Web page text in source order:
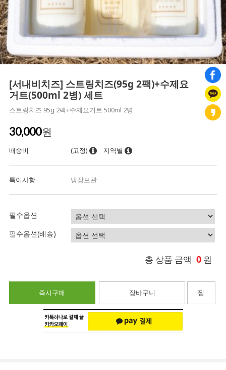
[서내비치즈] 스트링치즈(95g 2팩)+수제요
거트(500ml 2병) 세트
스트링치즈 95g 2팩+수제요거트 500ml 2병
30,000원
배송비 (고정) 지역별
특이사항 냉장보관
필수옵션
필수옵션(배송)
총 상품 금액 0 원
즉시구매 장바구니 찜